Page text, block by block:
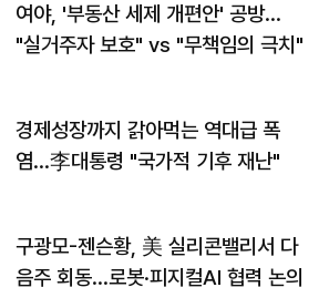
여야, '부동산 세제 개편안' 공방…
"실거주자 보호" vs "무책임의 극치"
경제성장까지 갉아먹는 역대급 폭
염…李대통령 "국가적 기후 재난"
구광모-젠슨황, 美 실리콘밸리서 다
음주 회동…로봇·피지컬AI 협력 논의